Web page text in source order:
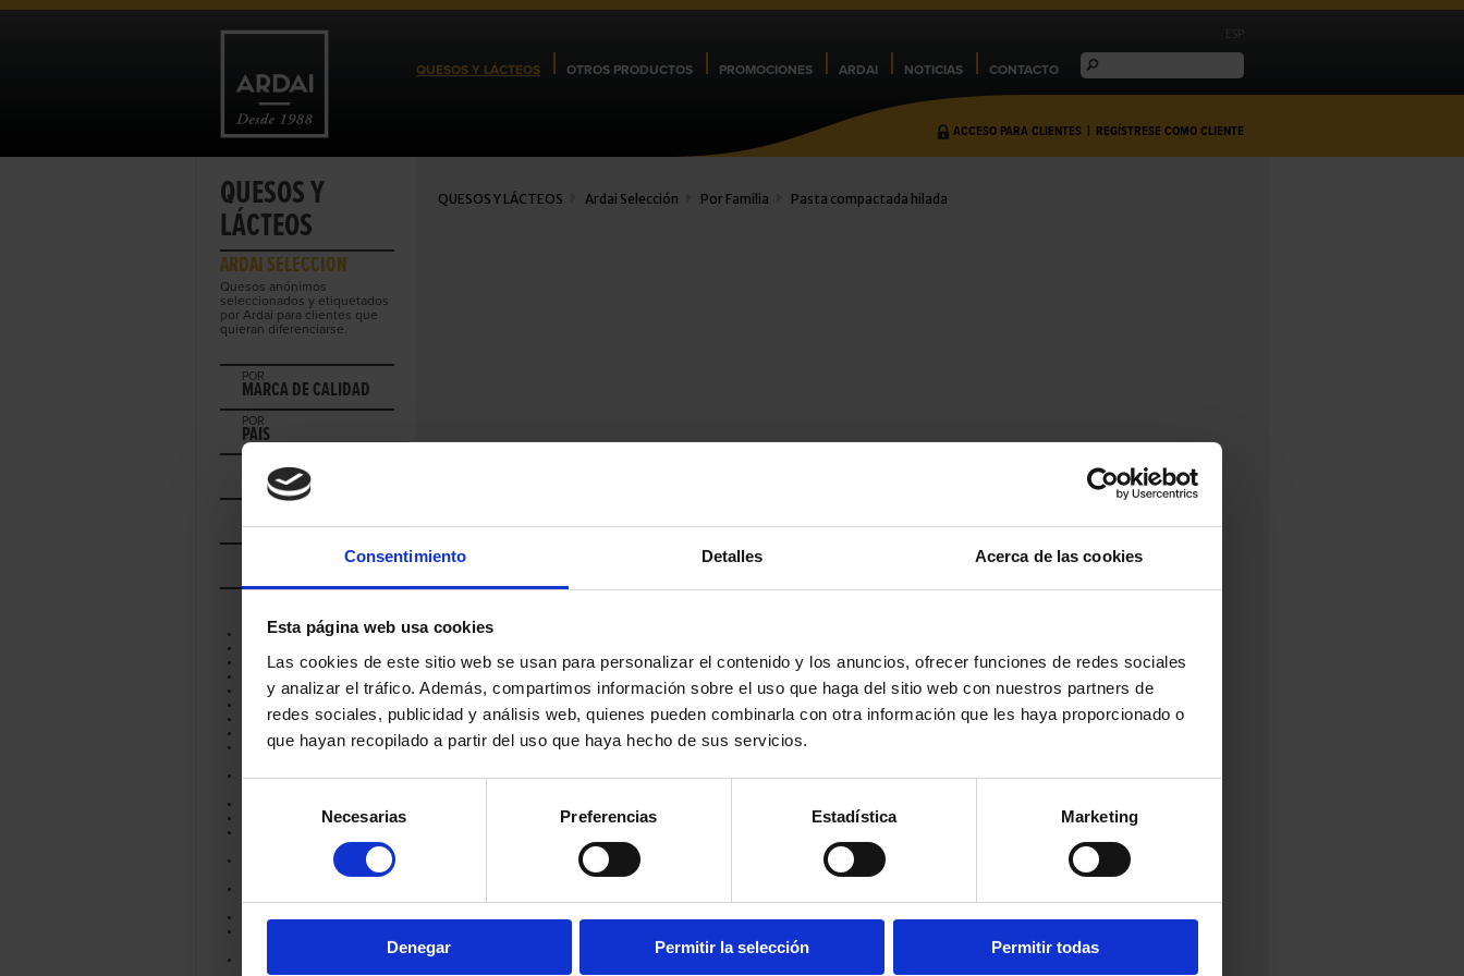
Consentimiento Detalles Acerca de las cookies
Esta página web usa cookies
Las cookies de este sitio web se usan para personalizar el contenido y los anuncios, ofrecer funciones de redes sociales
y analizar el tráfico. Además, compartimos información sobre el uso que haga del sitio web con nuestros partners de
redes sociales, publicidad y análisis web, quienes pueden combinarla con otra información que les haya proporcionado o
que hayan recopilado a partir del uso que haya hecho de sus servicios.
consentimiento
Necesarias Preferencias Estadística Marketing
Denegar Permitir la selección Permitir todas
QUESOS Y LÁCTEOS OTROS PRODUCTOS PROMOCIONES ARDAI NOTICIAS CONTACTO
ACCESO PARA CLIENTES REGÍSTRESE COMO CLIENTE
QUESOS Y
LÁCTEOS
ARDAI SELECCIÓN
Quesos anónimos
seleccionados y etiquetados
por Ardai para clientes que
quieran diferenciarse.
POR
MARCA DE CALIDAD
POR
PAIS
REGIÓN
LECHE
AHUMADO
ESPECIADO
LÁCTICO
OTROS
PASTA BLANDA
PASTA BLANDA DE
PASTA BLANDA DE
PASTA COMPACTADA
PASTA COMPACTADA Y
CORTEZA ENMOHECIDA
CORTEZA LAVADA
PASTA HILADA
QUESOS Y LÁCTEOS Ardai Selección Por Familia Pasta compactada hilada